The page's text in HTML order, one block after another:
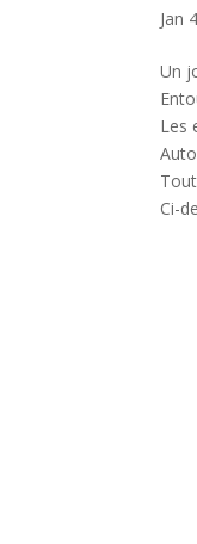
Jan
Un
Les
Ci-